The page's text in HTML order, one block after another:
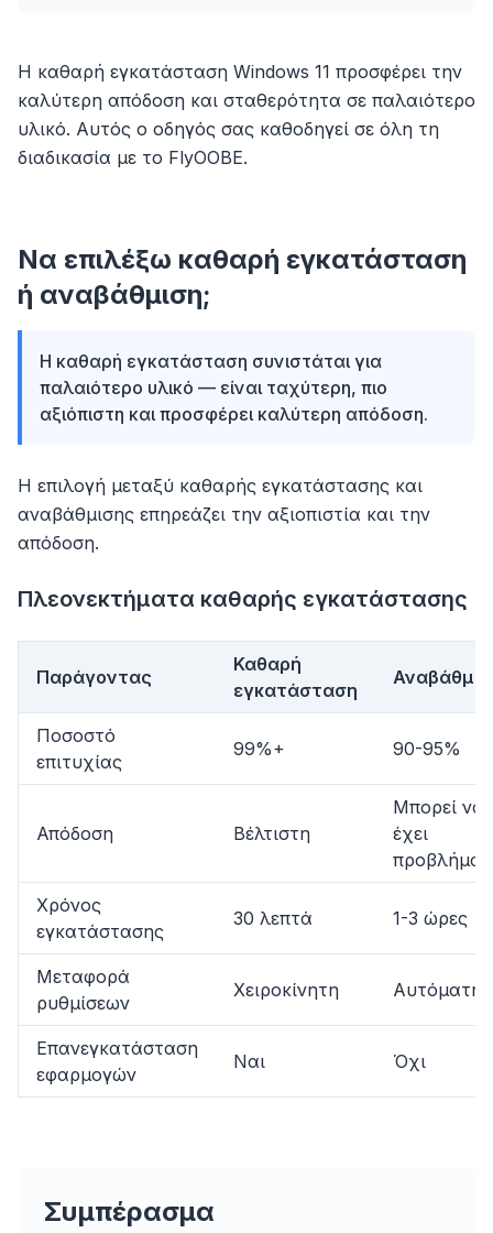
Η καθαρή εγκατάσταση Windows 11 προσφέρει την
καλύτερη απόδοση και σταθερότητα σε παλαιότερο
υλικό. Αυτός ο οδηγός σας καθοδηγεί σε όλη τη
διαδικασία με το FlyOOBE.
Να επιλέξω καθαρή εγκατάσταση
ή αναβάθμιση;
Η καθαρή εγκατάσταση συνιστάται για
παλαιότερο υλικό — είναι ταχύτερη, πιο
αξιόπιστη και προσφέρει καλύτερη απόδοση.
Η επιλογή μεταξύ καθαρής εγκατάστασης και
αναβάθμισης επηρεάζει την αξιοπιστία και την
απόδοση.
Πλεονεκτήματα καθαρής εγκατάστασης
Παράγοντας
Καθαρή
εγκατάσταση
Ποσοστό
επιτυχίας
99%+ 90-95%
Απόδοση Βέλτιστη
Μπορεί να
έχει
Χρόνος
εγκατάστασης
30 λεπτά 1-3 ώρες
Μεταφορά
ρυθμίσεων
Χειροκίνητη Αυτόματη
Επανεγκατάσταση
εφαρμογών
Ναι Όχι
Συμπέρασμα
flyoobe